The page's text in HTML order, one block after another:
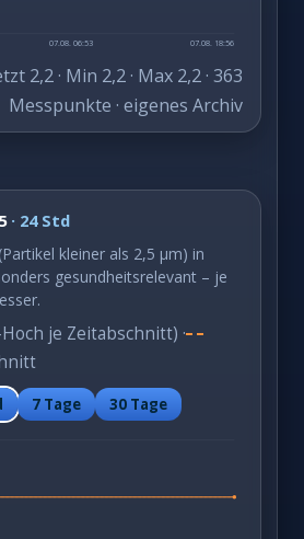
07.08. 06:53 07.08. 18:56
2,2 · Min 2,2 · Max 2,2 · 363
Messpunkte · eigenes Archiv
· 24 Std
kleiner als 2,5 µm) in
gesundheitsrelevant – je
je Zeitabschnitt) ·
7 Tage 30 Tage